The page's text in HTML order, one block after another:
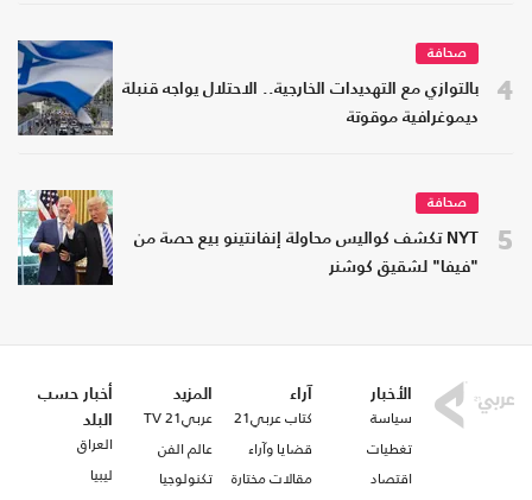
4
صحافة
بالتوازي مع التهديدات الخارجية.. الاحتلال يواجه قنبلة
ديموغرافية موقوتة
5
صحافة
NYT تكشف كواليس محاولة إنفانتينو بيع حصة من
"فيفا" لشقيق كوشنر
الأخبار
سياسة
تغطيات
اقتصاد
آراء
كتاب عربي21
قضايا وآراء
مقالات مختارة
المزيد
عربي21 TV
عالم الفن
تكنولوجيا
أخبار حسب
البلد
العراق
ليبيا